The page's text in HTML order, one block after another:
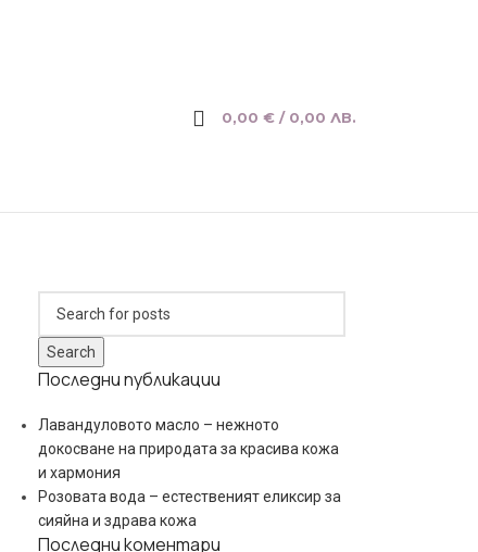
0,00 € / 0,00 ЛВ.
Search
Последни публикации
Лавандуловото масло – нежното
докосване на природата за красива кожа
и хармония
Розовата вода – естественият еликсир за
сияйна и здрава кожа
Последни коментари